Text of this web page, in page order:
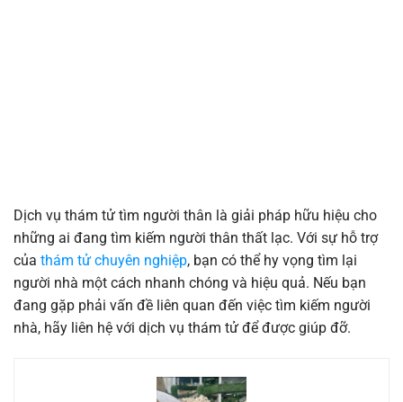
Dịch vụ thám tử tìm người thân là giải pháp hữu hiệu cho
những ai đang tìm kiếm người thân thất lạc. Với sự hỗ trợ
của thám tử chuyên nghiệp, bạn có thể hy vọng tìm lại
người nhà một cách nhanh chóng và hiệu quả. Nếu bạn
đang gặp phải vấn đề liên quan đến việc tìm kiếm người
nhà, hãy liên hệ với dịch vụ thám tử để được giúp đỡ.